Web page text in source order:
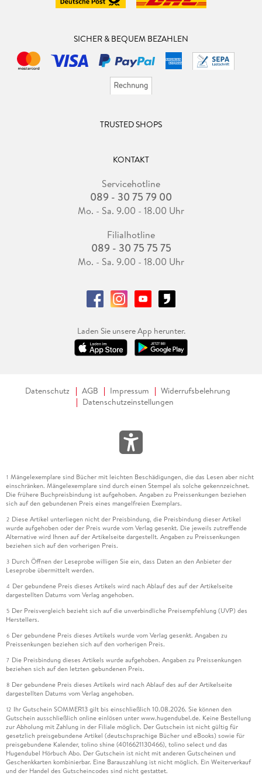
SICHER & BEQUEM BEZAHLEN
TRUSTED SHOPS
KONTAKT
Servicehotline
089 - 30 75 79 00
Mo. - Sa. 9.00 - 18.00 Uhr
Filialhotline
089 - 30 75 75 75
Mo. - Sa. 9.00 - 18.00 Uhr
Laden Sie unsere App herunter.
Datenschutz AGB Impressum
Widerrufsbelehrung
Datenschutzeinstellungen
1 Mängelexemplare sind Bücher mit leichten Beschädigungen, die das Lesen aber nicht
einschränken. Mängelexemplare sind durch einen Stempel als solche gekennzeichnet.
Die frühere Buchpreisbindung ist aufgehoben. Angaben zu Preissenkungen beziehen
sich auf den gebundenen Preis eines mangelfreien Exemplars.
2 Diese Artikel unterliegen nicht der Preisbindung, die Preisbindung dieser Artikel
wurde aufgehoben oder der Preis wurde vom Verlag gesenkt. Die jeweils zutreffende
Alternative wird Ihnen auf der Artikelseite dargestellt. Angaben zu Preissenkungen
beziehen sich auf den vorherigen Preis.
3 Durch Öffnen der Leseprobe willigen Sie ein, dass Daten an den Anbieter der
Leseprobe übermittelt werden.
4 Der gebundene Preis dieses Artikels wird nach Ablauf des auf der Artikelseite
dargestellten Datums vom Verlag angehoben.
5 Der Preisvergleich bezieht sich auf die unverbindliche Preisempfehlung (UVP) des
Herstellers.
6 Der gebundene Preis dieses Artikels wurde vom Verlag gesenkt. Angaben zu
Preissenkungen beziehen sich auf den vorherigen Preis.
7 Die Preisbindung dieses Artikels wurde aufgehoben. Angaben zu Preissenkungen
beziehen sich auf den letzten gebundenen Preis.
8 Der gebundene Preis dieses Artikels wird nach Ablauf des auf der Artikelseite
dargestellten Datums vom Verlag angehoben.
12 Ihr Gutschein SOMMER13 gilt bis einschließlich 10.08.2026. Sie können den
Gutschein ausschließlich online einlösen unter www.hugendubel.de. Keine Bestellung
zur Abholung mit Zahlung in der Filiale möglich. Der Gutschein ist nicht gültig für
gesetzlich preisgebundene Artikel (deutschsprachige Bücher und eBooks) sowie für
preisgebundene Kalender, tolino shine (4016621130466), tolino select und das
Hugendubel Hörbuch Abo. Der Gutschein ist nicht mit anderen Gutscheinen und
Geschenkkarten kombinierbar. Eine Barauszahlung ist nicht möglich. Ein Weiterverkauf
und der Handel des Gutscheincodes sind nicht gestattet.